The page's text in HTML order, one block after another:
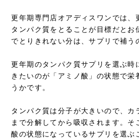
更年期専門店オアディスワンでは、
タンパク質をとることが目標だとお
でとりきれない分は、サプリで補う
更年期のタンパク質サプリを選ぶ時
きたいのが「アミノ酸」の状態で栄
うかです。
タンパク質は分子が大きいので、カ
まで分解してから吸収されます。そ
酸の状態になっているサプリを選ぶ